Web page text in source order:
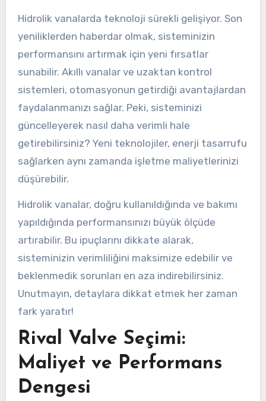
Hidrolik vanalarda teknoloji sürekli gelişiyor. Son
yeniliklerden haberdar olmak, sisteminizin
performansını artırmak için yeni fırsatlar
sunabilir. Akıllı vanalar ve uzaktan kontrol
sistemleri, otomasyonun getirdiği avantajlardan
faydalanmanızı sağlar. Peki, sisteminizi
güncelleyerek nasıl daha verimli hale
getirebilirsiniz? Yeni teknolojiler, enerji tasarrufu
sağlarken aynı zamanda işletme maliyetlerinizi
düşürebilir.
Hidrolik vanalar, doğru kullanıldığında ve bakımı
yapıldığında performansınızı büyük ölçüde
artırabilir. Bu ipuçlarını dikkate alarak,
sisteminizin verimliliğini maksimize edebilir ve
beklenmedik sorunları en aza indirebilirsiniz.
Unutmayın, detaylara dikkat etmek her zaman
fark yaratır!
Rival Valve Seçimi:
Maliyet ve Performans
Dengesi